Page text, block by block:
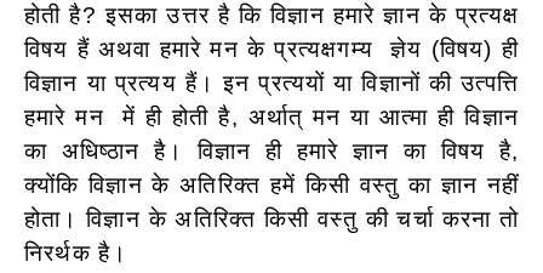
होती है? इसका उत्तर है कि विज्ञान हमारे ज्ञान के प्रत्यक्ष
विषय हैं अथवा हमारे मन के प्रत्यक्षगम्य ज्ञेय (विषय) ही
विज्ञान या प्रत्यय हैं। इन प्रत्ययों या विज्ञानों की उत्पत्ति
हमारे मन में ही होती है, अर्थात् मन या आत्मा ही विज्ञान
का अधिष्ठान है। विज्ञान ही हमारे ज्ञान का विषय है,
क्योंकि विज्ञान के अतिरिक्त हमें किसी वस्तु का ज्ञान नहीं
होता। विज्ञान के अतिरिक्त किसी वस्तु की चर्चा करना तो
निरर्थक है।